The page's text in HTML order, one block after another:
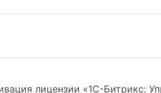
лицензии «1С-Битрикс: